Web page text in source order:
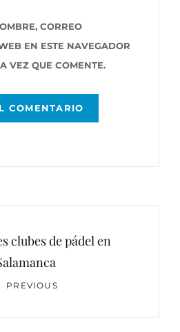
CORREO
EN ESTE NAVEGADOR
VEZ QUE COMENTE.
clubes de pádel en
PREVIOUS